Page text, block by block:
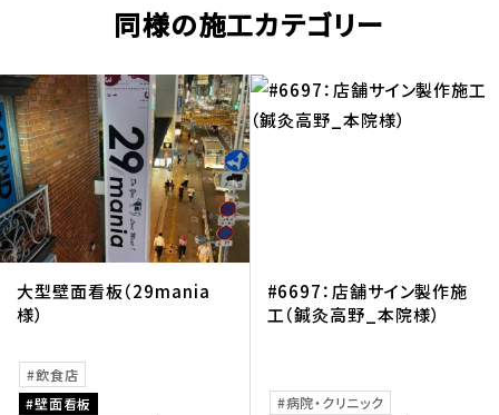
同様の施工カテゴリー
大型壁面看板（29mania
様）
飲食店
壁面看板
#6697：店舗サイン製作施
工（鍼灸高野_本院様）
病院・クリニック